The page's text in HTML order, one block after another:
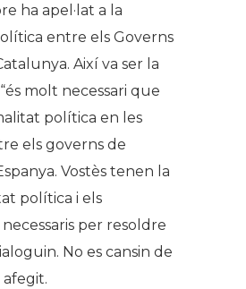
ha apel·lat a la
entre els Governs
Així va ser la
molt necessari que
política en les
els governs de
Vostès tenen la
política i els
per resoldre
No es cansin de
afegit.